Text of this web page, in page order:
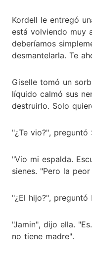
Kordell le entregó
está volviendo muy
deberíamos
desmantelarla. Te
Giselle tomó un
líquido calmó sus
destruirlo. Solo
"¿Te vio?", preguntó
"Vio mi espalda.
sienes. "Pero la
"¿El hijo?", preguntó
"Jamin", dijo ella.
no tiene madre".